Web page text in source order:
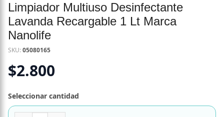
Limpiador Multiuso Desinfectante
Lavanda Recargable 1 Lt Marca
Nanolife
SKU:05080165
$2.800
Seleccionar cantidad